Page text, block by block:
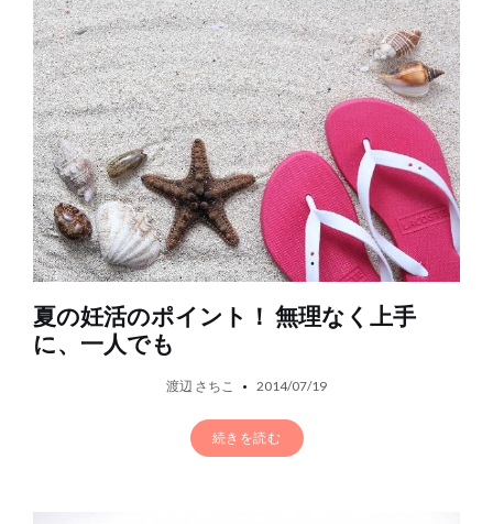
夏の妊活のポイント！ 無理なく上手
に、一人でも
渡辺 さちこ 2014/07/19
続きを読む